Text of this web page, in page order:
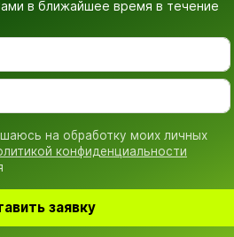
в ближайшее время в течение
на обработку моих личных
конфиденциальности
заявку